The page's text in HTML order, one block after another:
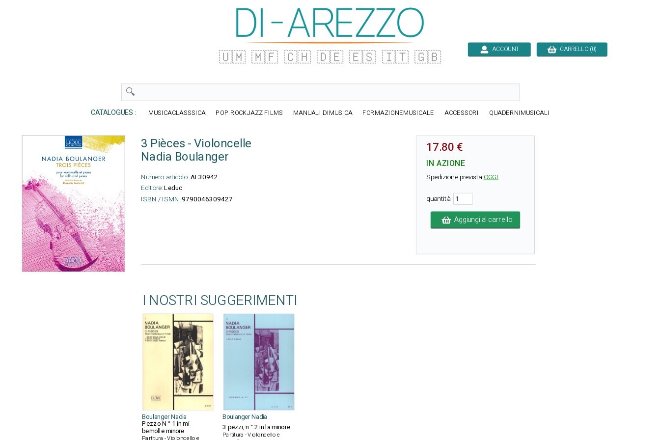
🇺🇲 🇲🇫 🇨🇭 🇩🇪 🇪🇸 🇮🇹 🇬🇧 ACCOUNT CARRELLO (0)
CATALOGUES : MUSICACLASSSICA POP ROCKJAZZ FILMS MANUALI DIMUSICA FORMAZIONEMUSICALE ACCESSORI QUADERNIMUSICALI
3 Pièces - Violoncelle
Nadia Boulanger
Numero articolo: AL30942
Editore:Leduc
ISBN / ISMN:9790046309427
17.80 €
IN AZIONE
Spedizione prevista OGGI
quantità
Aggiungi al carrello
I NOSTRI SUGGERIMENTI
Boulanger Nadia Boulanger Nadia
Pezzo N ° 1 in mi
bemolle minore
Partitura - Violoncello e
3 pezzi, n ° 2 in la minore
Partitura - Violoncello e